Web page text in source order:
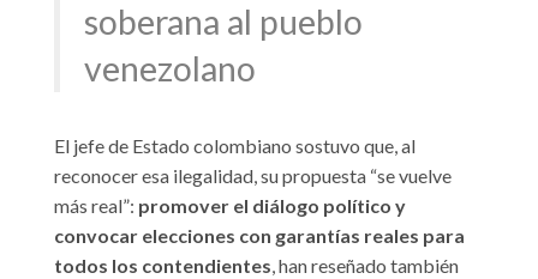
soberana al pueblo
venezolano
El jefe de Estado colombiano sostuvo que, al
reconocer esa ilegalidad, su propuesta “se vuelve
más real”: promover el diálogo político y
convocar elecciones con garantías reales para
todos los contendientes, han reseñado también